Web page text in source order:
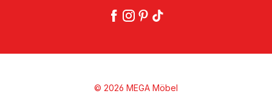
© 2026 MEGA Möbel